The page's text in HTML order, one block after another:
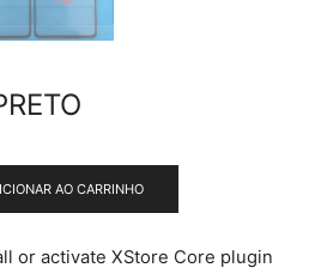
AO CARRINHO
or activate XStore Core plugin